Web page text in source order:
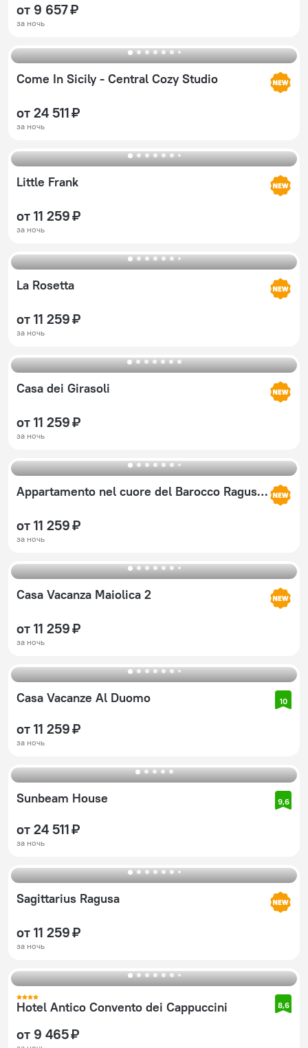
от 9 657 ₽
за ночь
Come In Sicily - Central Cozy Studio
от 24 511 ₽
за ночь
Little Frank
от 11 259 ₽
за ночь
La Rosetta
от 11 259 ₽
за ночь
Casa dei Girasoli
от 11 259 ₽
за ночь
Appartamento nel cuore del Barocco Ragusano
от 11 259 ₽
за ночь
Casa Vacanza Maiolica 2
от 11 259 ₽
за ночь
Casa Vacanze Al Duomo 10
от 11 259 ₽
за ночь
Sunbeam House 9,6
от 24 511 ₽
за ночь
Sagittarius Ragusa
от 11 259 ₽
за ночь
Hotel Antico Convento dei Cappuccini 8,6
от 9 465 ₽